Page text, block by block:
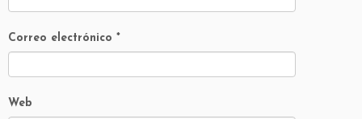
Correo electrónico *
Web